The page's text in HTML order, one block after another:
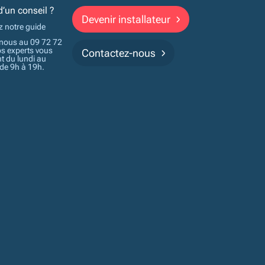
conseil ?
notre guide
au 09 72 72
experts vous
du lundi au
9h à 19h.
Devenir installateur
Contactez-nous